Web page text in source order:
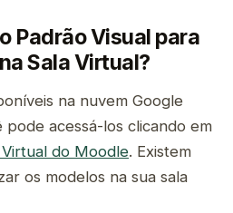
Padrão Visual para
Sala Virtual?
na nuvem Google
acessá-los clicando em
Virtual do Moodle. Existem
os modelos na sua sala